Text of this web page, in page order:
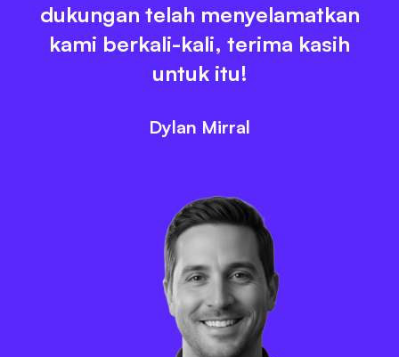
dukungan telah menyelamatkan
kami berkali-kali, terima kasih
untuk itu!
Dylan Mirral